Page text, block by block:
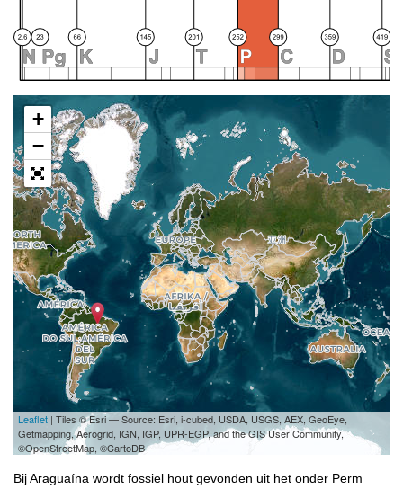
+
−
Leaflet | Tiles © Esri — Source: Esri, i-cubed, USDA, USGS, AEX, GeoEye,
Getmapping, Aerogrid, IGN, IGP, UPR-EGP, and the GIS User Community,
©OpenStreetMap, ©CartoDB
Bij Araguaína wordt fossiel hout gevonden uit het onder Perm